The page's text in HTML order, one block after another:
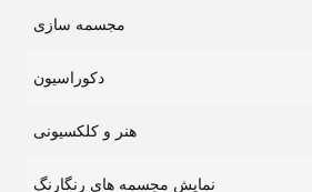
مجسمه سازی
دکوراسیون
هنر و کلکسیونی
نمایش مجسمه های رنگارنگ